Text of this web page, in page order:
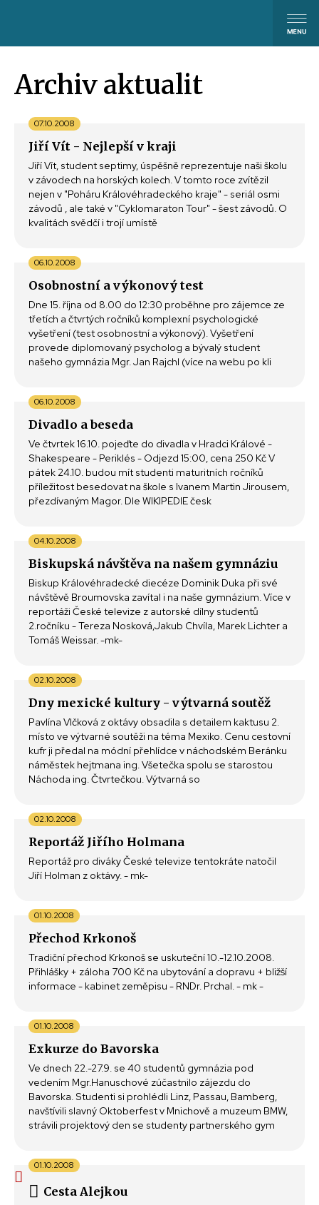
Archiv aktualit
Jiří Vít - Nejlepší v kraji
07.10.2008
Jiří Vít, student septimy, úspěšně reprezentuje naši školu
v závodech na horských kolech. V tomto roce zvítězil
nejen v "Poháru Královéhradeckého kraje" - seriál osmi
závodů , ale také v "Cyklomaraton Tour" - šest závodů. O
kvalitách svědčí i trojí umístě
Osobnostní a výkonový test
06.10.2008
Dne 15. října od 8.00 do 12:30 proběhne pro zájemce ze
třetích a čtvrtých ročníků komplexní psychologické
vyšetření (test osobnostní a výkonový). Vyšetření
provede diplomovaný psycholog a bývalý student
našeho gymnázia Mgr. Jan Rajchl (více na webu po kli
Divadlo a beseda
06.10.2008
Ve čtvrtek 16.10. pojeďte do divadla v Hradci Králové -
Shakespeare - Periklés - Odjezd 15:00, cena 250 Kč V
pátek 24.10. budou mít studenti maturitních ročníků
příležitost besedovat na škole s Ivanem Martin Jirousem,
přezdívaným Magor. Dle WIKIPEDIE česk
Biskupská návštěva na našem gymnáziu
04.10.2008
Biskup Královéhradecké diecéze Dominik Duka při své
návštěvě Broumovska zavítal i na naše gymnázium. Více v
reportáži České televize z autorské dílny studentů
2.ročníku - Tereza Nosková,Jakub Chvíla, Marek Lichter a
Tomáš Weissar. -mk-
Dny mexické kultury - výtvarná soutěž
02.10.2008
Pavlína Vlčková z oktávy obsadila s detailem kaktusu 2.
místo ve výtvarné soutěži na téma Mexiko. Cenu cestovní
kufr ji předal na módní přehlídce v náchodském Beránku
náměstek hejtmana ing. Všetečka spolu se starostou
Náchoda ing. Čtvrtečkou. Výtvarná so
Reportáž Jiřího Holmana
02.10.2008
Reportáž pro diváky České televize tentokráte natočil
Jiří Holman z oktávy. - mk-
Přechod Krkonoš
01.10.2008
Tradiční přechod Krkonoš se uskuteční 10.-12.10.2008.
Přihlášky + záloha 700 Kč na ubytování a dopravu + bližší
informace - kabinet zeměpisu - RNDr. Prchal. - mk -
Exkurze do Bavorska
01.10.2008
Ve dnech 22.-27.9. se 40 studentů gymnázia pod
vedením Mgr.Hanuschové zúčastnilo zájezdu do
Bavorska. Studenti si prohlédli Linz, Passau, Bamberg,
navštívili slavný Oktoberfest v Mnichově a muzeum BMW,
strávili projektový den se studenty partnerského gym
Cesta Alejkou
01.10.2008